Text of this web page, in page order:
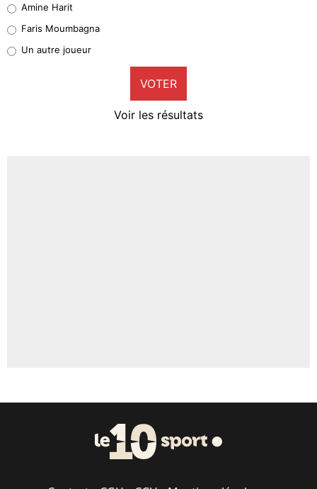
1%
9%
Amine Harit
Faris Moumbagna
Un autre joueur
VOTER
Voir les résultats